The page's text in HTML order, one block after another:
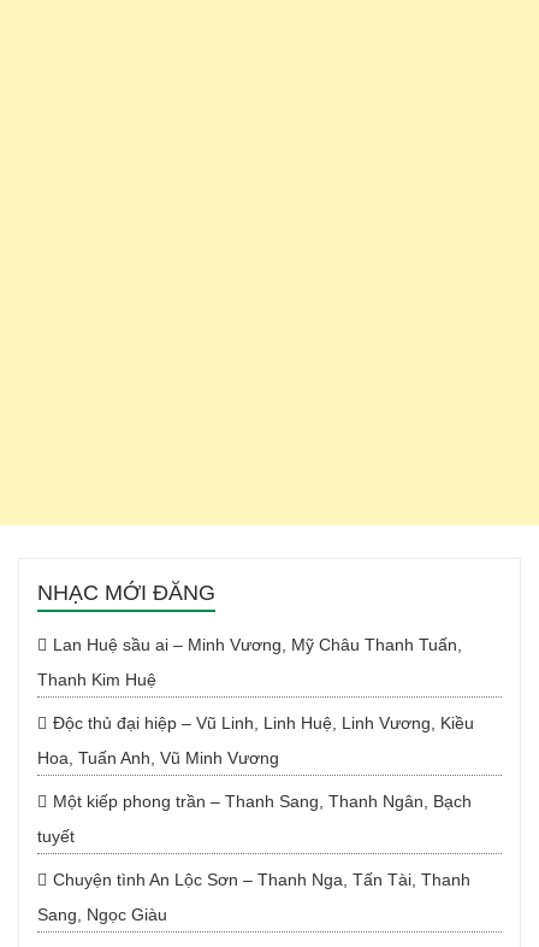
NHẠC MỚI ĐĂNG
Lan Huệ sầu ai – Minh Vương, Mỹ Châu Thanh Tuấn,
Thanh Kim Huệ
Độc thủ đại hiệp – Vũ Linh, Linh Huệ, Linh Vương, Kiều
Hoa, Tuấn Anh, Vũ Minh Vương
Một kiếp phong trần – Thanh Sang, Thanh Ngân, Bạch
tuyết
Chuyện tình An Lộc Sơn – Thanh Nga, Tấn Tài, Thanh
Sang, Ngọc Giàu